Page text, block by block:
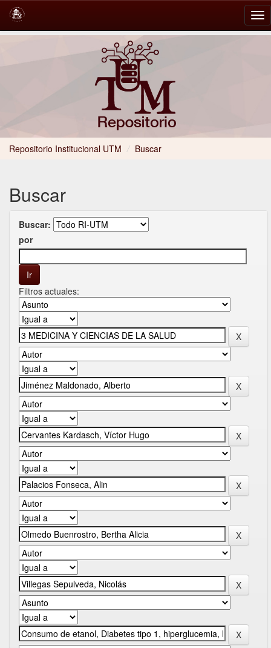
Repositorio Institucional UTM / Buscar
Buscar
Buscar:
por
Filtros actuales: